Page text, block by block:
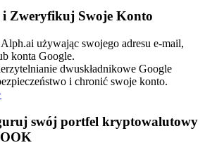
zysk i elastyczne zainteresowania
Zweryfikuj Swoje Konto
używając swojego adresu e-mail,
konta Google.
dwuskładnikowe Google
i chronić swoje konto.
swój portfel kryptowalutowy